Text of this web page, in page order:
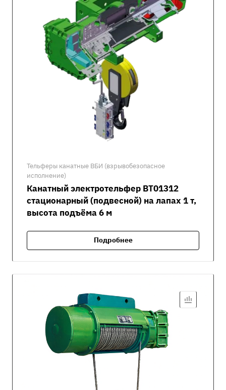
Тельферы канатные ВБИ (взрывобезопасное
исполнение)
Канатный электротельфер ВТ01312
стационарный (подвесной) на лапах 1 т,
высота подъёма 6 м
Подробнее